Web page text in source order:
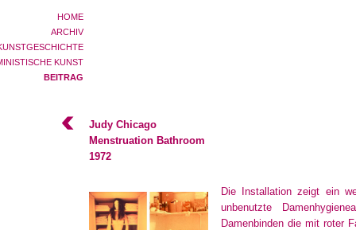
HOME
ARCHIV
KUNST
BEITRAG
Judy Chicago
Menstruation Bathroom
1972
Die Installation zeigt ein
unbenutzte
Damenbinden die mit roter